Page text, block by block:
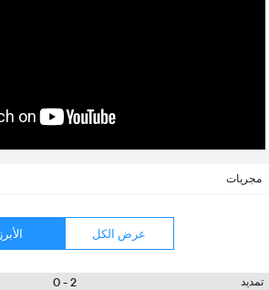
مجريات
عرض الكل الأبرز
تمديد 2 - 0